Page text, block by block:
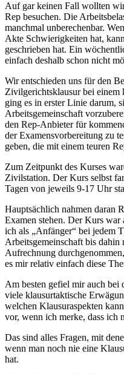
Auf gar keinen Fall wollten
Rep besuchen. Die
manchmal unberechenbar.
Akte Schwierigkeiten hat,
geschrieben hat. Ein
einfach deshalb schon nicht
Wir entschieden uns für den
Zivilgerichtsklausur bei
ging es in erster Linie darum,
Arbeitsgemeinschaft
den Rep-Anbieter für
der Examensvorbereitung zu
geben, die mit einem teuren
Zum Zeitpunkt des Kurses
Zivilstation. Der Kurs selbst
Tagen von jeweils 9-17 Uhr
Hauptsächlich nahmen daran
Examen stehen. Der Kurs war
ich als „Anfänger“ bei jedem
Arbeitsgemeinschaft bis
Aufrechnung
es mir relativ einfach diese
Am besten gefiel mir auch bei
viele klausurtaktische
welchen Klausuraspekten
vor, wenn ich merke, dass ich
Das sind alles Fragen, mit
wenn man noch nie eine
hat.